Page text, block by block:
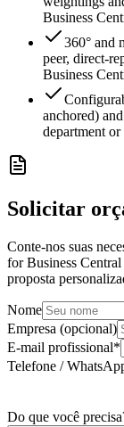
Business
360° and
peer, direct-
Business
anchored)
department
Solicitar
Conte-nos suas
for Business Central
proposta
Nome
Empresa (opcional)
E-mail profissional*
Telefone /
Do que você